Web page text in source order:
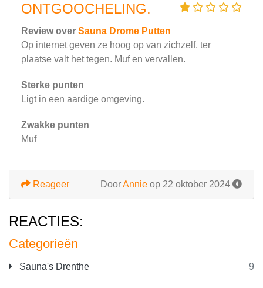
Categorieën
Sauna's Drenthe 9
ONTGOOCHELING.
Review over Sauna Drome Putten
Op internet geven ze hoog op van zichzelf, ter
plaatse valt het tegen. Muf en vervallen.
Sterke punten
Ligt in een aardige omgeving.
Zwakke punten
Muf
DoorAnnie op 22 oktober 2024
Reageer
REACTIES: